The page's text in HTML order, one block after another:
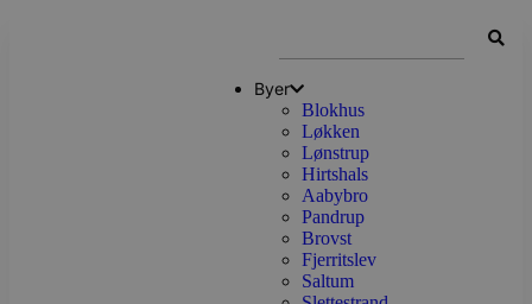
Byer
Blokhus
Løkken
Lønstrup
Hirtshals
Aabybro
Pandrup
Brovst
Fjerritslev
Saltum